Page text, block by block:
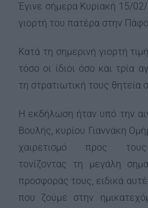
Έγινε σήμερα Κυριακή 15/
γιορτή του πατέρα στην
Κατά τη σημερινή γιορτή
τόσο οι ίδιοι όσο και τρία
τη στρατιωτική τους θητεία
Η εκδήλωση ήταν υπό την
Βουλής, κυρίου Γιαννάκη
χαιρετισμό προς τους
τονίζοντας τη μεγάλη
προσφοράς τους, ειδικά
που ζούμε στην